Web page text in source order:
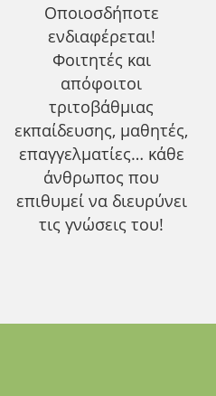
Οποιοσδήποτε
ενδιαφέρεται!
Φοιτητές και
απόφοιτοι
τριτοβάθμιας
εκπαίδευσης, μαθητές,
επαγγελματίες… κάθε
άνθρωπος που
επιθυμεί να διευρύνει
τις γνώσεις του!